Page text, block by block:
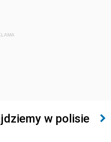
w polisie